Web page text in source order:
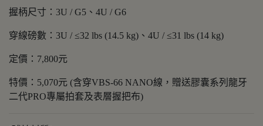
握柄尺寸：3U / G5、4U / G6
穿線磅數：3U / ≤32 lbs (14.5 kg)、4U / ≤31 lbs (14 kg)
定價：7,800元
特價：5,070元 (含穿VBS-66 NANO線，贈送膠囊系列龍牙
二代PRO專屬拍套及表層握把布)